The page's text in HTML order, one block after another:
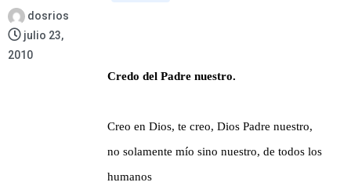
dosrios
julio 23,
2010
Credo del Padre nuestro.
Creo en Dios, te creo, Dios Padre nuestro,
no solamente mío sino nuestro, de todos los
humanos